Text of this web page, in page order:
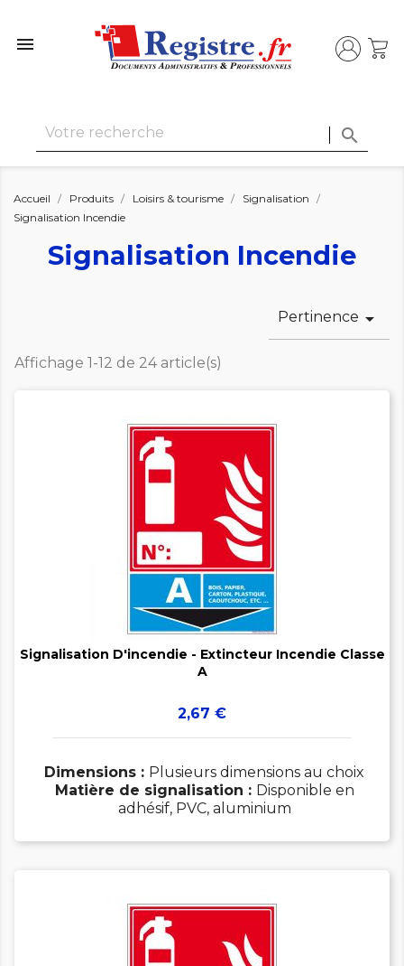


Accueil Produits Loisirs & tourisme
Signalisation
Signalisation Incendie
Signalisation Incendie
Pertinence 
Affichage 1-12 de 24 article(s)

Signalisation D'incendie - Extincteur Incendie Classe
A
Prix
2,67 €
Dimensions : Plusieurs dimensions au choix
Matière de signalisation : Disponible en
adhésif, PVC, aluminium